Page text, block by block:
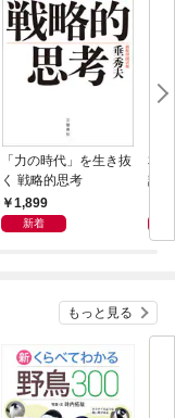
「力の時代」を生き抜
く 戦略的思考
1,899
新着
本
話）
もっと見る